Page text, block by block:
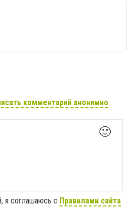
комментарий анонимно
🙂
я соглашаюсь с Правилами сайта